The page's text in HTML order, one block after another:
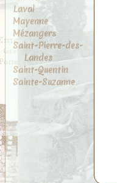
Laval
Mayenne
Mézangers
Saint-Pierre-des-
Landes
Saint-Quentin
Sainte-Suzanne